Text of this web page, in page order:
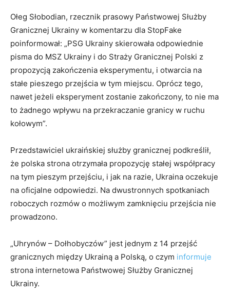
Ołeg Słobodian, rzecznik prasowy Państwowej Służby
Granicznej Ukrainy w komentarzu dla StopFake
poinformował: „PSG Ukrainy skierowała odpowiednie
pisma do MSZ Ukrainy i do Straży Granicznej Polski z
propozycją zakończenia eksperymentu, i otwarcia na
stałe pieszego przejścia w tym miejscu. Oprócz tego,
nawet jeżeli eksperyment zostanie zakończony, to nie ma
to żadnego wpływu na przekraczanie granicy w ruchu
kołowym”.
Przedstawiciel ukraińskiej służby granicznej podkreślił,
że polska strona otrzymała propozycję stałej współpracy
na tym pieszym przejściu, i jak na razie, Ukraina oczekuje
na oficjalne odpowiedzi. Na dwustronnych spotkaniach
roboczych rozmów o możliwym zamknięciu przejścia nie
prowadzono.
„Uhrynów – Dołhobyczów” jest jednym z 14 przejść
granicznych między Ukrainą a Polską, o czym informuje
strona internetowa Państwowej Służby Granicznej
Ukrainy.